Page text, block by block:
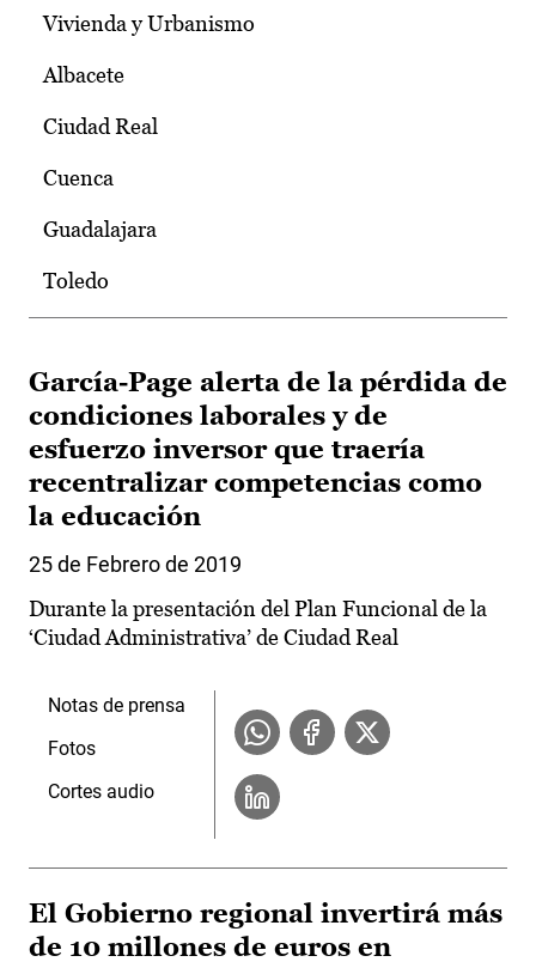
Vivienda y Urbanismo
Albacete
Ciudad Real
Cuenca
Guadalajara
Toledo
García-Page alerta de la pérdida de
condiciones laborales y de
esfuerzo inversor que traería
recentralizar competencias como
la educación
25 de Febrero de 2019
Durante la presentación del Plan Funcional de la
‘Ciudad Administrativa’ de Ciudad Real
Notas de prensa
Fotos
Cortes audio
El Gobierno regional invertirá más
de 10 millones de euros en